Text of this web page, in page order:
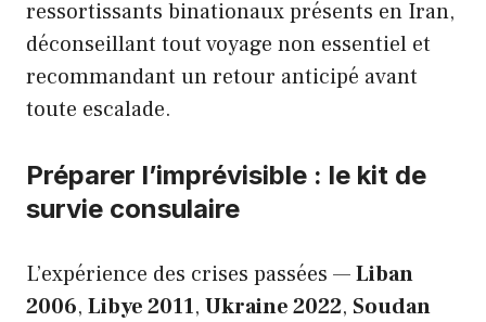
ressortissants binationaux présents en Iran,
déconseillant tout voyage non essentiel et
recommandant un retour anticipé avant
toute escalade.
Préparer l’imprévisible : le kit de
survie consulaire
L’expérience des crises passées —Liban
2006, Libye 2011, Ukraine 2022, Soudan